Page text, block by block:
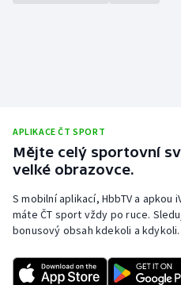
APLIKACE ČT SPORT
Mějte celý sportovní
velké obrazovce.
S mobilní aplikací, HbbTV a
máte ČT sport vždy po ruce.
bonusový obsah kdekoli a kdykoli.